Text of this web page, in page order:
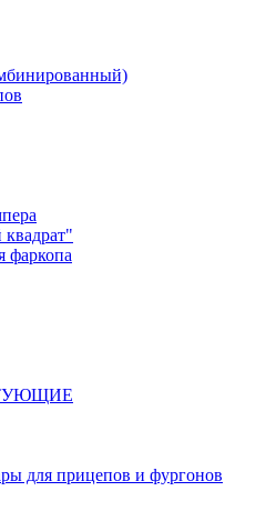
фаркопа
для прицепов и фургонов